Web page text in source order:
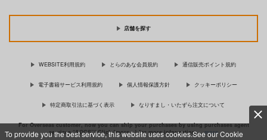
To provide you the best service, this website uses cookies.See our Cookie
店舗を探す
WEBSITE利用規約 とらのあな会員規約 通信販売ポイント規約
電子書籍サービス利用規約 個人情報保護方針 クッキーポリシー
特定商取引法に基づく表示 なりすまし・いたずら注文について
For Overseas customer, now you can ship your purchases by using purchases agent
services “AOCS”! Click {more…} for more information …more